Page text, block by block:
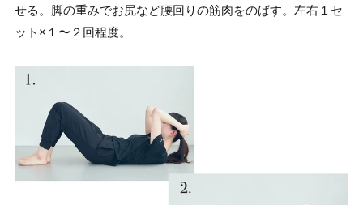
せる。脚の重みでお尻など腰回りの筋肉をのばす。左右１セ
ット×１〜２回程度。